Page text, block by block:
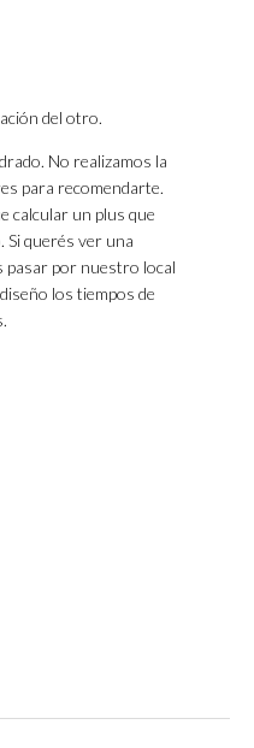
del otro.
No realizamos la
para recomendarte.
calcular un plus que
Si querés ver una
pasar por nuestro local
los tiempos de